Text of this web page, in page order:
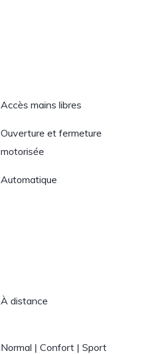
Accès mains libres
Ouverture et fermeture
motorisée
Automatique
À distance
Normal | Confort | Sport